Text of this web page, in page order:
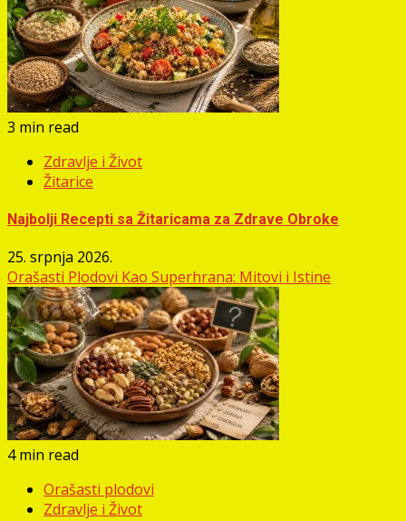
3 min read
Zdravlje i Život
Žitarice
Najbolji Recepti sa Žitaricama za Zdrave Obroke
25. srpnja 2026.
Orašasti Plodovi Kao Superhrana: Mitovi i Istine
4 min read
Orašasti plodovi
Zdravlje i Život